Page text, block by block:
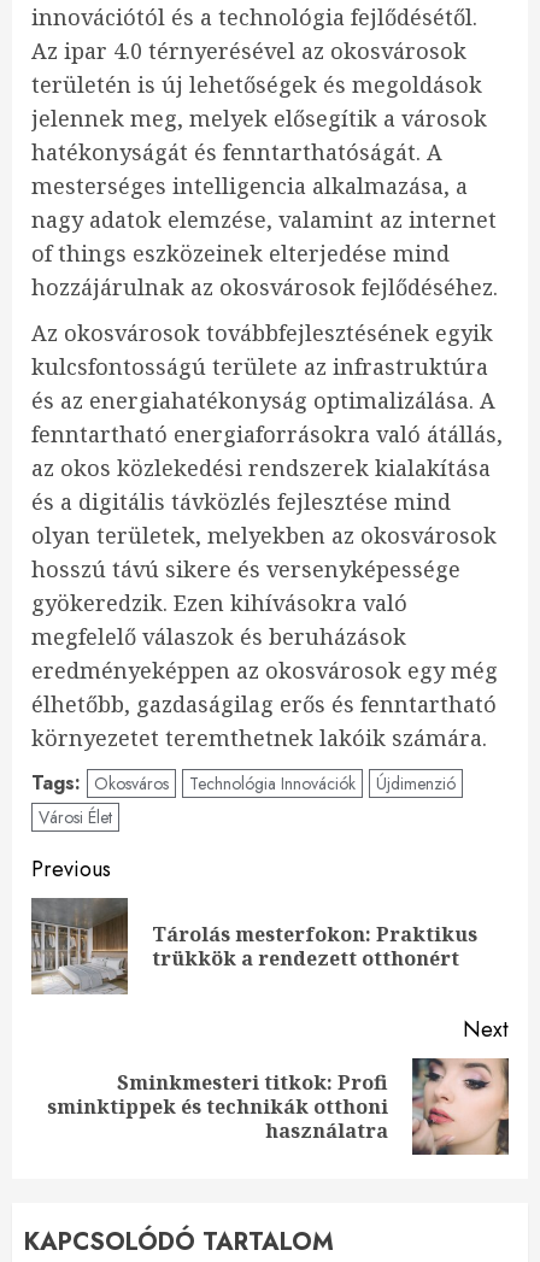
innovációtól és a technológia fejlődésétől.
Az ipar 4.0 térnyerésével az okosvárosok
területén is új lehetőségek és megoldások
jelennek meg, melyek elősegítik a városok
hatékonyságát és fenntarthatóságát. A
mesterséges intelligencia alkalmazása, a
nagy adatok elemzése, valamint az internet
of things eszközeinek elterjedése mind
hozzájárulnak az okosvárosok fejlődéséhez.
Az okosvárosok továbbfejlesztésének egyik
kulcsfontosságú területe az infrastruktúra
és az energiahatékonyság optimalizálása. A
fenntartható energiaforrásokra való átállás,
az okos közlekedési rendszerek kialakítása
és a digitális távközlés fejlesztése mind
olyan területek, melyekben az okosvárosok
hosszú távú sikere és versenyképessége
gyökeredzik. Ezen kihívásokra való
megfelelő válaszok és beruházások
eredményeképpen az okosvárosok egy még
élhetőbb, gazdaságilag erős és fenntartható
környezetet teremthetnek lakóik számára.
Tags: Okosváros Technológia Innovációk
Újdimenzió
Városi Élet
Continue
Reading
Previous
Tárolás mesterfokon: Praktikus
trükkök a rendezett otthonért
Next
Next
Sminkmesteri titkok: Profi
sminktippek és technikák otthoni
használatra
KAPCSOLÓDÓ TARTALOM